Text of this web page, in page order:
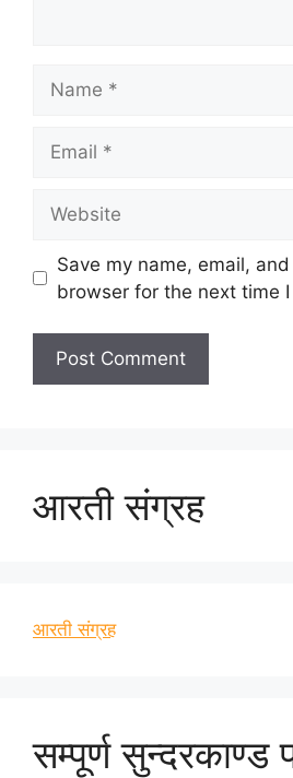
Save my name, email,
browser for the next time
आरती संग्रह
आरती संग्रह
सम्पूर्ण सुन्दरकाण्ड